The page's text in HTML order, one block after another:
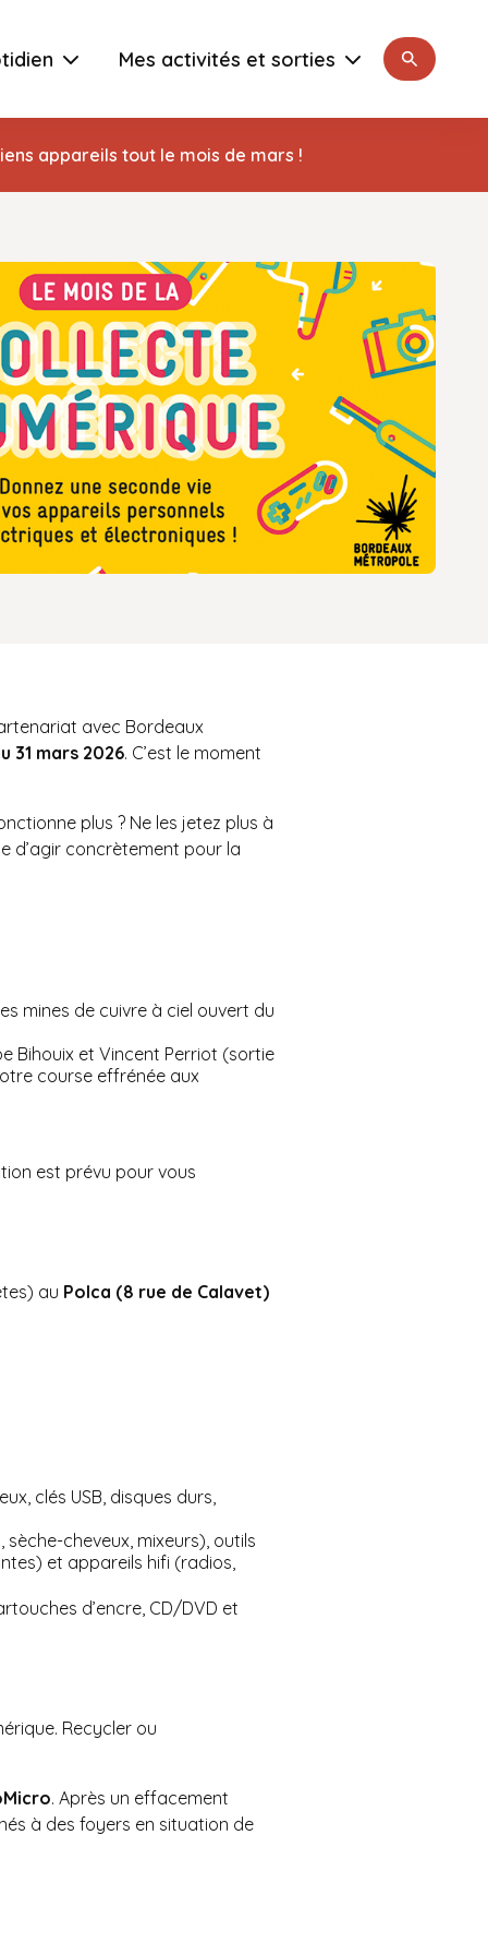
Mes activités et sorties Rechercher
appareils tout le mois de mars !
avec Bordeaux
31 mars 2026. C’est le moment
plus ? Ne les jetez plus à
d’agir concrètement pour la
mines de cuivre à ciel ouvert du
Bihouix et Vincent Perriot (sortie
course effrénée aux
est prévu pour vous
au Polca (8 rue de Calavet)
clés USB, disques durs,
cheveux, mixeurs), outils
et appareils hifi (radios,
d’encre, CD/DVD et
Recycler ou
. Après un effacement
à des foyers en situation de